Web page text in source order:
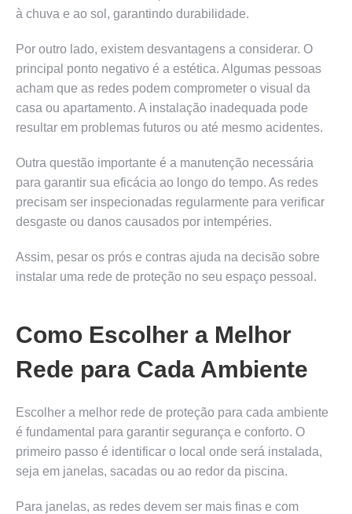
à chuva e ao sol, garantindo durabilidade.
Por outro lado, existem desvantagens a considerar. O
principal ponto negativo é a estética. Algumas pessoas
acham que as redes podem comprometer o visual da
casa ou apartamento. A instalação inadequada pode
resultar em problemas futuros ou até mesmo acidentes.
Outra questão importante é a manutenção necessária
para garantir sua eficácia ao longo do tempo. As redes
precisam ser inspecionadas regularmente para verificar
desgaste ou danos causados por intempéries.
Assim, pesar os prós e contras ajuda na decisão sobre
instalar uma rede de proteção no seu espaço pessoal.
Como Escolher a Melhor
Rede para Cada Ambiente
Escolher a melhor rede de proteção para cada ambiente
é fundamental para garantir segurança e conforto. O
primeiro passo é identificar o local onde será instalada,
seja em janelas, sacadas ou ao redor da piscina.
Para janelas, as redes devem ser mais finas e com